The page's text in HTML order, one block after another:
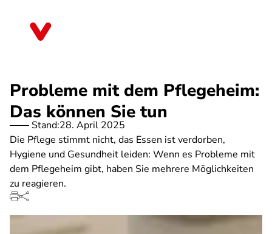
Probleme mit dem Pflegeheim:
Das können Sie tun
Stand:28. April 2025
Die Pflege stimmt nicht, das Essen ist verdorben,
Hygiene und Gesundheit leiden: Wenn es Probleme mit
dem Pflegeheim gibt, haben Sie mehrere Möglichkeiten
zu reagieren.